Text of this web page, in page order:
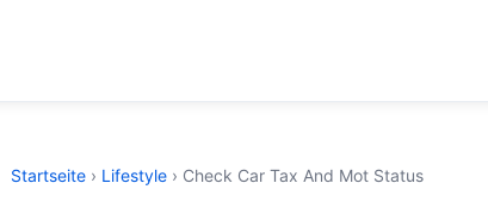
Startseite › Lifestyle › Check Car Tax And Mot Status